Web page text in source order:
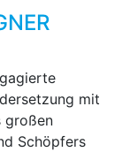
mit
großen
Schöpfers